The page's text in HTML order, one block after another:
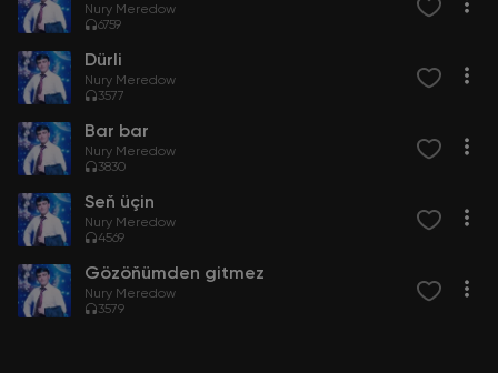
Nury Meredow
6759
Dürli
Nury Meredow
3577
Bar bar
Nury Meredow
3830
Seň üçin
Nury Meredow
4569
Gözöňümden gitmez
Nury Meredow
3579